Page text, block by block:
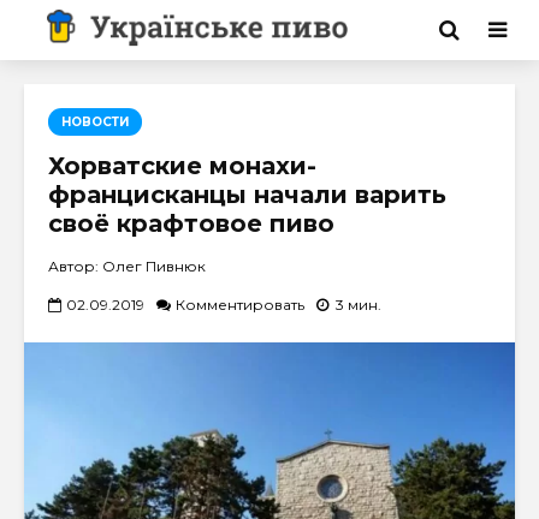
НОВОСТИ
Хорватские монахи-
францисканцы начали варить
своё крафтовое пиво
Автор: Олег Пивнюк
02.09.2019 Комментировать 3 мин.